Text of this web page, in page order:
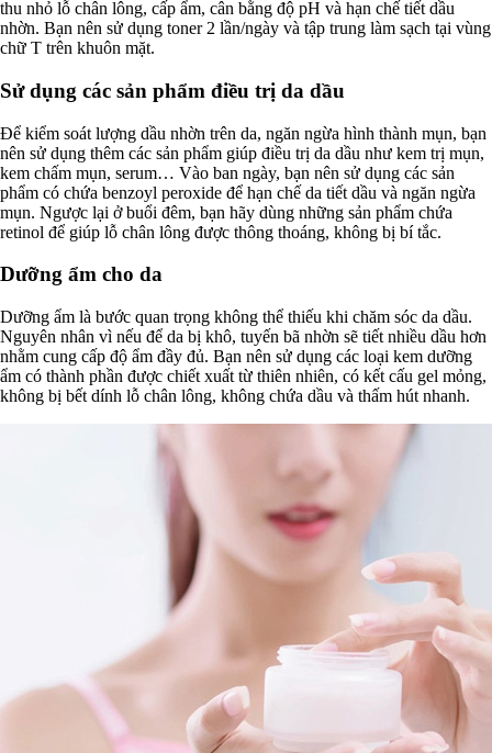
thu nhỏ lỗ chân lông, cấp ẩm, cân bằng độ pH và hạn chế tiết dầu
nhờn. Bạn nên sử dụng toner 2 lần/ngày và tập trung làm sạch tại vùng
chữ T trên khuôn mặt.
Sử dụng các sản phẩm điều trị da dầu
Để kiểm soát lượng dầu nhờn trên da, ngăn ngừa hình thành mụn, bạn
nên sử dụng thêm các sản phẩm giúp điều trị da dầu như kem trị mụn,
kem chấm mụn, serum… Vào ban ngày, bạn nên sử dụng các sản
phẩm có chứa benzoyl peroxide để hạn chế da tiết dầu và ngăn ngừa
mụn. Ngược lại ở buổi đêm, bạn hãy dùng những sản phẩm chứa
retinol để giúp lỗ chân lông được thông thoáng, không bị bí tắc.
Dưỡng ẩm cho da
Dưỡng ẩm là bước quan trọng không thể thiếu khi chăm sóc da dầu.
Nguyên nhân vì nếu để da bị khô, tuyến bã nhờn sẽ tiết nhiều dầu hơn
nhằm cung cấp độ ẩm đầy đủ. Bạn nên sử dụng các loại kem dưỡng
ẩm có thành phần được chiết xuất từ thiên nhiên, có kết cấu gel mỏng,
không bị bết dính lỗ chân lông, không chứa dầu và thấm hút nhanh.